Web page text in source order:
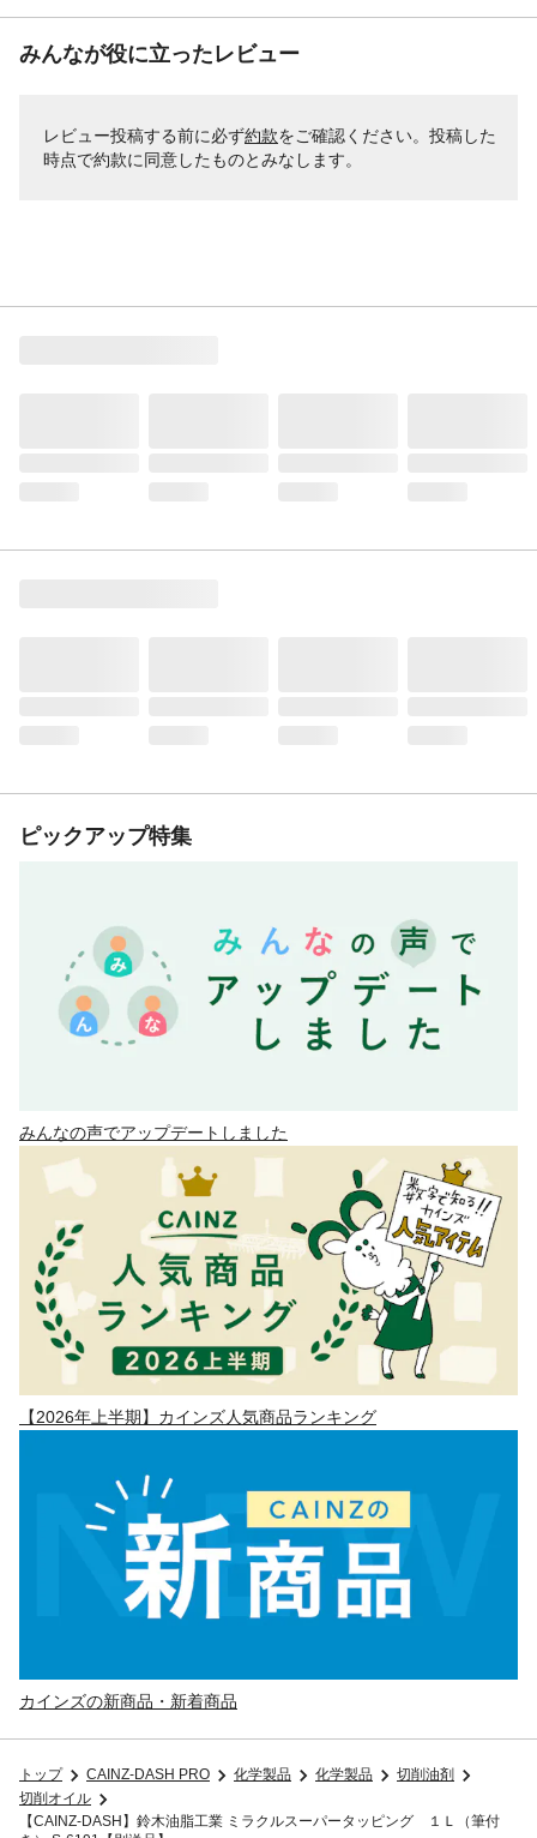
みんなが役に立ったレビュー
レビュー投稿する前に必ず約款をご確認ください。投稿した
時点で約款に同意したものとみなします。
ピックアップ特集
みんなの声でアップデートしました
【2026年上半期】カインズ人気商品ランキング
カインズの新商品・新着商品
トップ CAINZ-DASH PRO 化学製品 化学製品
切削油剤
切削オイル
【CAINZ-DASH】鈴木油脂工業 ミラクルスーパータッピング １Ｌ（筆付